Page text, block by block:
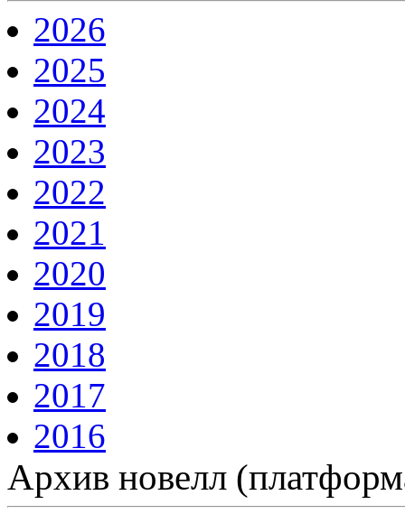
2026
2025
2024
2023
2022
2021
2020
2019
2018
2017
2016
Архив новелл